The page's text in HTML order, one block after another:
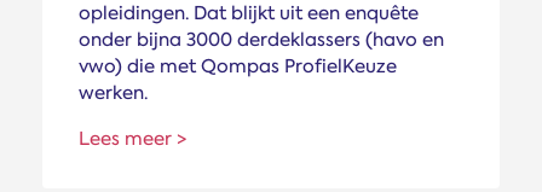
opleidingen. Dat blijkt uit een enquête
onder bijna 3000 derdeklassers (havo en
vwo) die met Qompas ProfielKeuze
werken.
Lees meer >